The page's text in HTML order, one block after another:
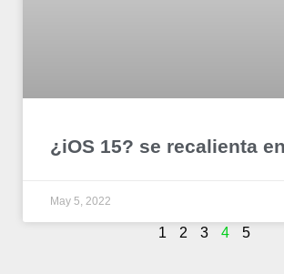
¿iOS 15? se recalienta
May 5, 2022
1 2 3 4 5